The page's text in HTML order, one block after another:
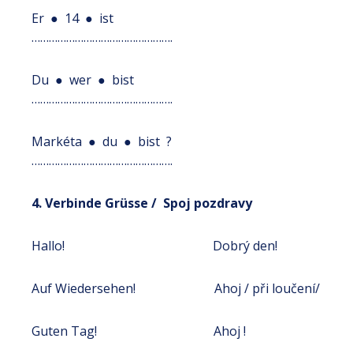
Er ● 14 ● ist
………………………………………….
Du ● wer ● bist
………………………………………….
Markéta ● du ● bist ?
………………………………………….
4. Verbinde Grüsse / Spoj pozdravy
Hallo! Dobrý den!
Auf Wiedersehen! Ahoj / při loučení/
Guten Tag! Ahoj !